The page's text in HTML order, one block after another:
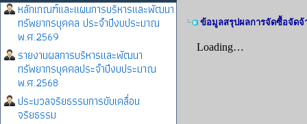
หลักเกณฑ์และแผนการบริหารและพัฒนา
ทรัพยากรบุคคล ประจำปีงบประมาณ
พ.ศ.2569
รายงานผลการบริหารและพัฒนา
ทรัพยากรบุคคลประจำปีงบประมาณ
พ.ศ.2568
ประมวลจริยธรรมการขับเคลื่อน
จริยธรรม
ข้อมูลสรุปผลการจัดซื้อจัดจ้